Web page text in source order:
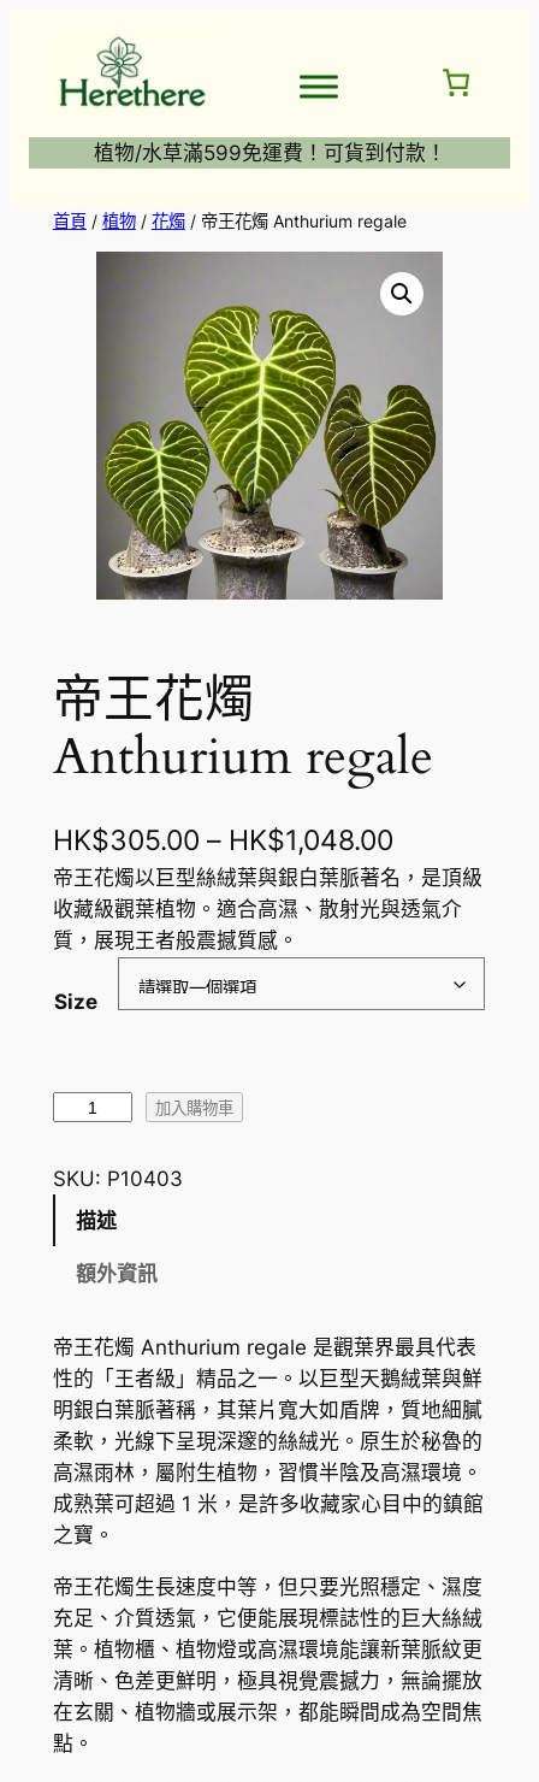
植物/水草滿599免運費！可貨到付款！
首頁/ 植物/ 花燭/ 帝王花燭 Anthurium regale
帝王花燭
Anthurium regale
HK$305.00 – HK$1,048.00價
格
範
圍
：
0
0
到
H
K
1
,
0
4
帝王花燭以巨型絲絨葉與銀白葉脈著名，是頂級
收藏級觀葉植物。適合高濕、散射光與透氣介
質，展現王者般震撼質感。
Size
花
燭
u
r
i
u
m
r
e
g
a
l
e
數
量
加入購物車
SKU: P10403
描述
額外資訊
帝王花燭 Anthurium regale 是觀葉界最具代表
性的「王者級」精品之一。以巨型天鵝絨葉與鮮
明銀白葉脈著稱，其葉片寬大如盾牌，質地細膩
柔軟，光線下呈現深邃的絲絨光。原生於秘魯的
高濕雨林，屬附生植物，習慣半陰及高濕環境。
成熟葉可超過 1 米，是許多收藏家心目中的鎮館
之寶。
帝王花燭生長速度中等，但只要光照穩定、濕度
充足、介質透氣，它便能展現標誌性的巨大絲絨
葉。植物櫃、植物燈或高濕環境能讓新葉脈紋更
清晰、色差更鮮明，極具視覺震撼力，無論擺放
在玄關、植物牆或展示架，都能瞬間成為空間焦
點。